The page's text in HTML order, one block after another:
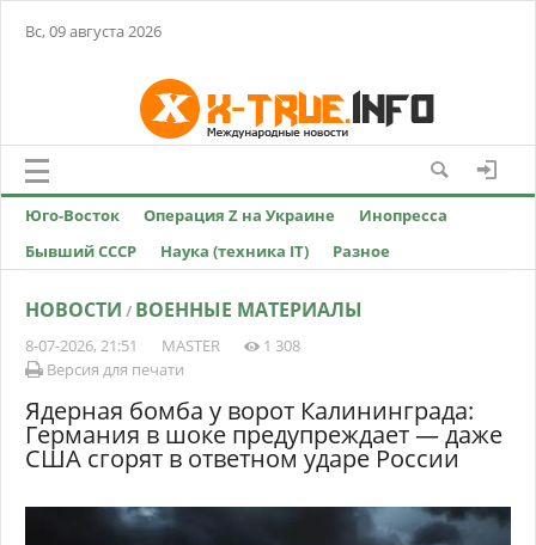
Вс, 09 августа 2026
Юго-Восток Операция Z на Украине
Инопресса
Бывший СССР
Наука (техника IT) Разное
НОВОСТИ / ВОЕННЫЕ МАТЕРИАЛЫ
8-07-2026, 21:51 MASTER
1 308
Версия для печати
Ядерная бомба у ворот Калининграда:
Германия в шоке предупреждает — даже
США сгорят в ответном ударе России